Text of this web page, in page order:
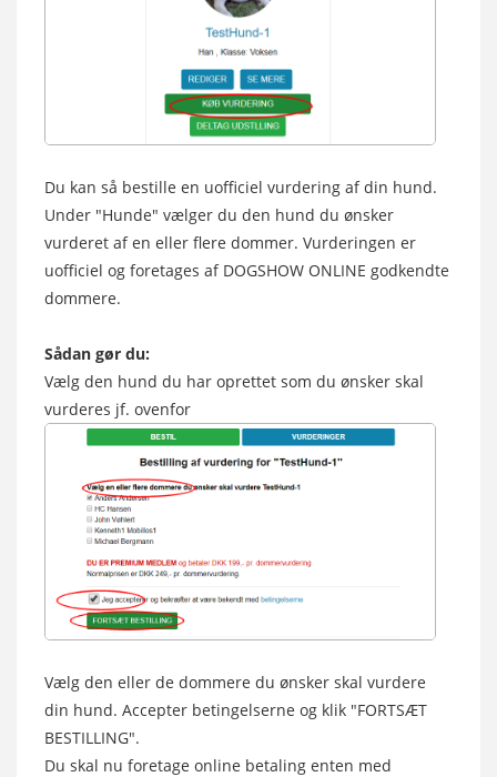
Du kan så bestille en uofficiel vurdering af din hund.
Under "Hunde" vælger du den hund du ønsker
vurderet af en eller flere dommer. Vurderingen er
uofficiel og foretages af DOGSHOW ONLINE godkendte
dommere.
Sådan gør du:
Vælg den hund du har oprettet som du ønsker skal
vurderes jf. ovenfor
Vælg den eller de dommere du ønsker skal vurdere
din hund. Accepter betingelserne og klik "FORTSÆT
BESTILLING".
Du skal nu foretage online betaling enten med